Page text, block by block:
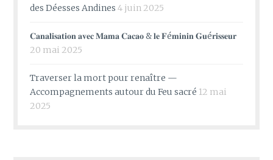
des Déesses Andines 4 juin 2025
𝐂𝐚𝐧𝐚𝐥𝐢𝐬𝐚𝐭𝐢𝐨𝐧 𝐚𝐯𝐞𝐜 𝐌𝐚𝐦𝐚 𝐂𝐚𝐜𝐚𝐨 & 𝐥𝐞 𝐅é𝐦𝐢𝐧𝐢𝐧 𝐆𝐮é𝐫𝐢𝐬𝐬𝐞𝐮𝐫
20 mai 2025
Traverser la mort pour renaître —
Accompagnements autour du Feu sacré 12 mai
2025